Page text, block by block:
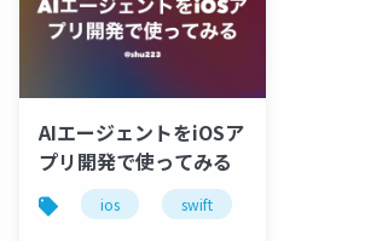
AIエージェントをiOSア
プリ開発で使ってみる
ios swift